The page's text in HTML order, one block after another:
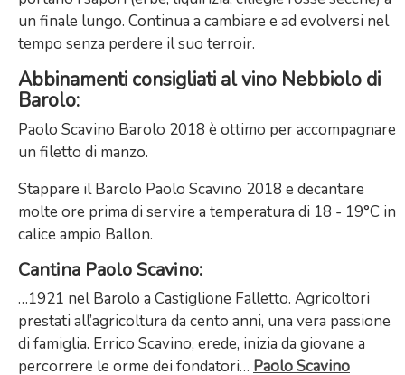
un finale lungo. Continua a cambiare e ad evolversi nel
tempo senza perdere il suo terroir.
Abbinamenti consigliati al vino Nebbiolo di
Barolo:
Paolo Scavino Barolo 2018 è ottimo per accompagnare
un filetto di manzo.
Stappare ilBarolo Paolo Scavino 2018 e decantare
molte ore prima di servire a temperatura di 18 - 19°C in
calice ampio Ballon.
Cantina Paolo Scavino:
…1921 nel Barolo a Castiglione Falletto. Agricoltori
prestati all’agricoltura da cento anni, una vera passione
di famiglia. Errico Scavino, erede, inizia da giovane a
percorrere le orme dei fondatori… Paolo Scavino